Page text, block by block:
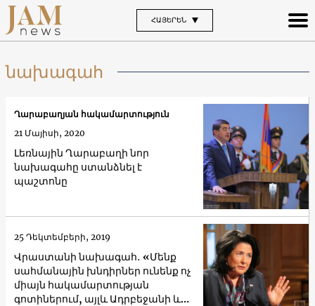
ՀԱՅԵՐԵՆ
նախագահ
Լեռնային Ղարաբաղի նոր
նախագահը ստանձնել է
պաշտոնը
Ղարաբաղյան հակամարտություն
21 Մայիսի, 2020
Վրաստանի նախագահ․ «Մենք
սահմանային խնդիրներ ունենք ոչ
միայն հակամարտության
գոտիներում, այլև Ադրբեջանի և
25 Դեկտեմբերի, 2019